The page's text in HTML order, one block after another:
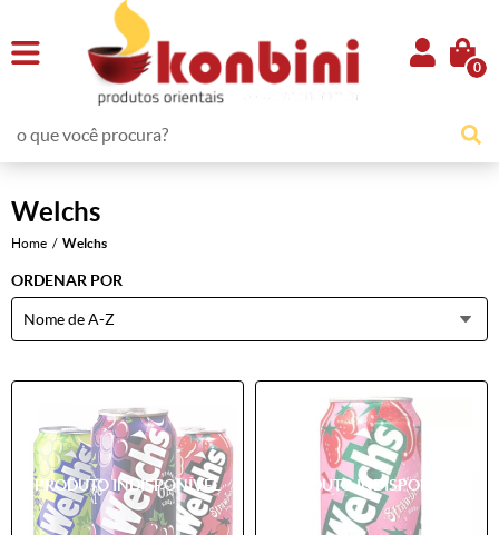
0
Welchs
Home Welchs
ORDENAR POR
Nome de A-Z